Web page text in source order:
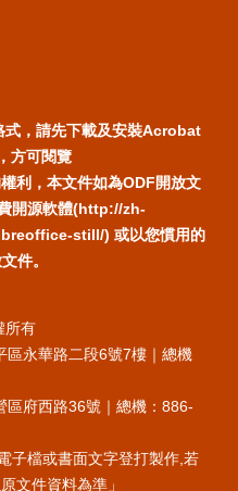
，請先下載及安裝Acrobat
方可閱覽
利，本文件如為ODF開放文
開源軟體(http://zh-
still/) 或以您慣用的
件。
所有
區永華路二段6號7樓｜總機
區府西路36號｜總機：886-
子檔或書面文字登打製作,若
文件資料為準」